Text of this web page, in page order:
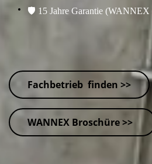
🛡️ 15 Jahre Garantie (WANNEX
Fachbetrieb finden >>
WANNEX Broschüre >>